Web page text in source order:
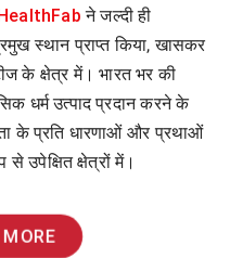
ने जल्दी ही
स्थान प्राप्त किया,खासकर
के क्षेत्र में। भारत भर की
धर्म उत्पाद प्रदान करने के
के प्रति धारणाओं और प्रथाओं
से उपेक्षित क्षेत्रों में।